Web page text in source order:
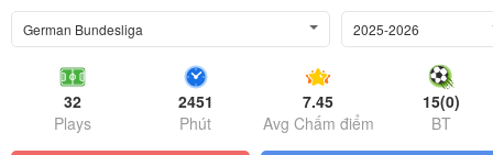
German Bundesliga 2025-2026
32
Plays
2451
Phút
7.45
Avg Chấm điểm
15(0)
BT